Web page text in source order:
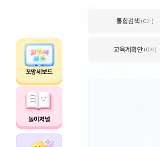
꼬망세보드
놀이저널
통합검색 (0개)
교육계획안 (0개)